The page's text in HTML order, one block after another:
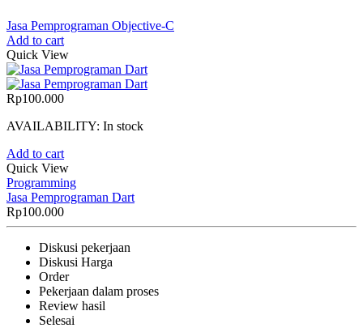
Jasa Pemprograman Objective-C
Add to cart
Quick View
Rp100.000
AVAILABILITY: In stock
Add to cart
Quick View
Programming
Jasa Pemprograman Dart
Rp100.000
Diskusi pekerjaan
Diskusi Harga
Order
Pekerjaan dalam proses
Review hasil
Selesai